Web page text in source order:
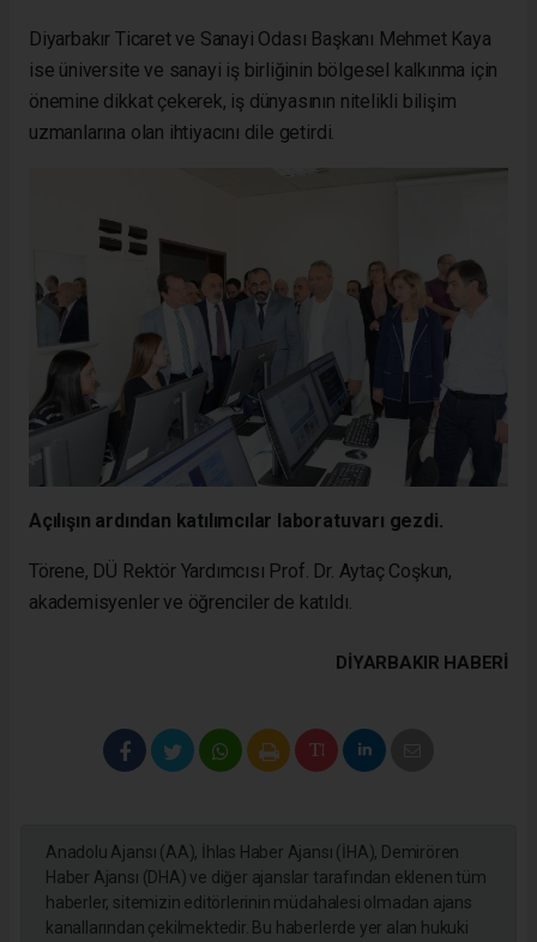
Diyarbakır Ticaret ve Sanayi Odası Başkanı Mehmet Kaya
ise üniversite ve sanayi iş birliğinin bölgesel kalkınma için
önemine dikkat çekerek, iş dünyasının nitelikli bilişim
uzmanlarına olan ihtiyacını dile getirdi.
Açılışın ardından katılımcılar laboratuvarı gezdi.
Törene, DÜ Rektör Yardımcısı Prof. Dr. Aytaç Coşkun,
akademisyenler ve öğrenciler de katıldı.
DIYARBAKIR HABERİ
Anadolu Ajansı (AA), İhlas Haber Ajansı (İHA), Demirören
Haber Ajansı (DHA) ve diğer ajanslar tarafından eklenen tüm
haberler, sitemizin editörlerinin müdahalesi olmadan ajans
kanallarından çekilmektedir. Bu haberlerde yer alan hukuki